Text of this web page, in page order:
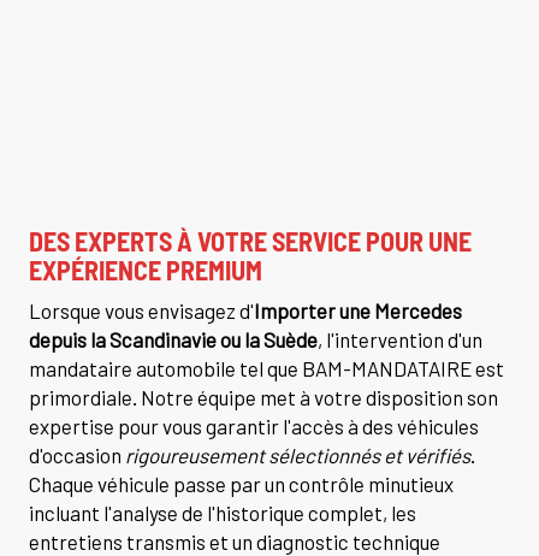
DES EXPERTS À VOTRE SERVICE POUR UNE
EXPÉRIENCE PREMIUM
Lorsque vous envisagez d'Importer une Mercedes
depuis la Scandinavie ou la Suède, l'intervention d'un
mandataire automobile tel que BAM-MANDATAIRE est
primordiale. Notre équipe met à votre disposition son
expertise pour vous garantir l'accès à des véhicules
d'occasion rigoureusement sélectionnés et vérifiés.
Chaque véhicule passe par un contrôle minutieux
incluant l'analyse de l'historique complet, les
entretiens transmis et un diagnostic technique